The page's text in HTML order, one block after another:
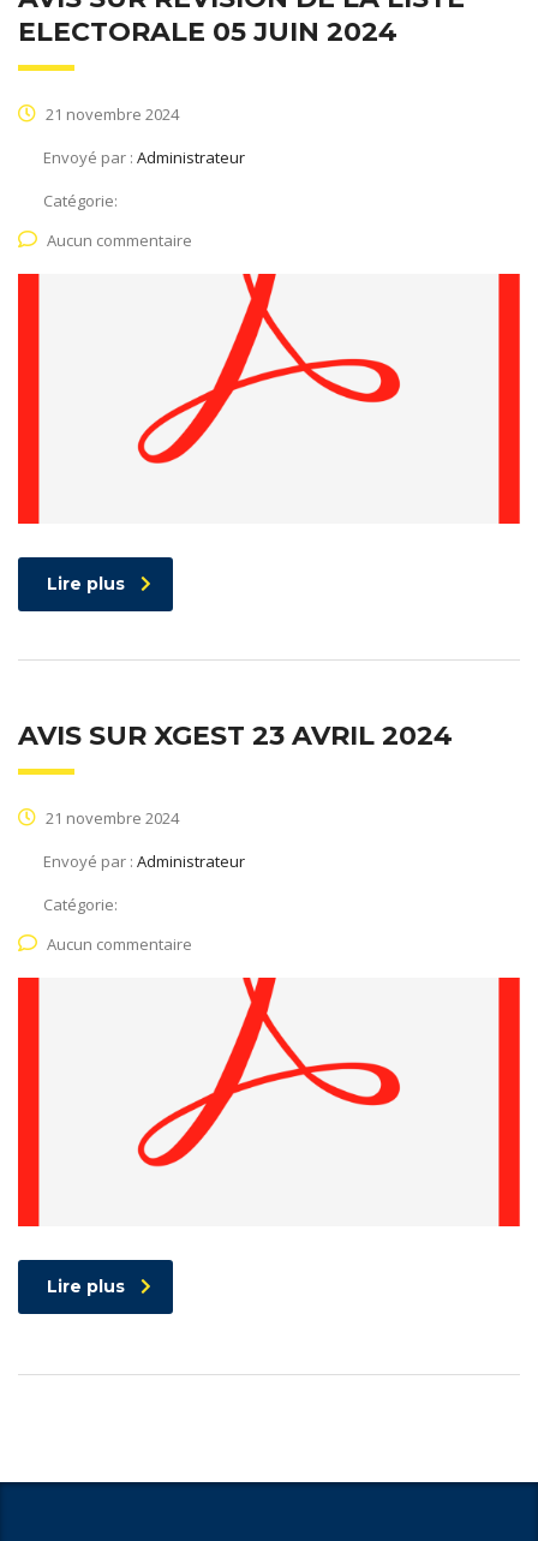
ELECTORALE 05 JUIN 2024
21 novembre 2024
Envoyé par : Administrateur
Catégorie:
Aucun commentaire
Lire plus
AVIS SUR XGEST 23 AVRIL 2024
21 novembre 2024
Envoyé par : Administrateur
Catégorie:
Aucun commentaire
Lire plus